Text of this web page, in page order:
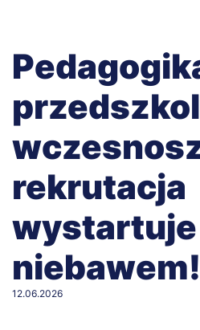
rekrutacja
niebawem!
12.06.2026